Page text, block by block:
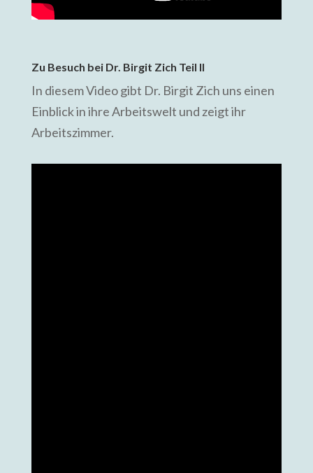
Zu Besuch bei Dr. Birgit Zich Teil II
In diesem Video gibt Dr. Birgit Zich uns einen
Einblick in ihre Arbeitswelt und zeigt ihr
Arbeitszimmer.